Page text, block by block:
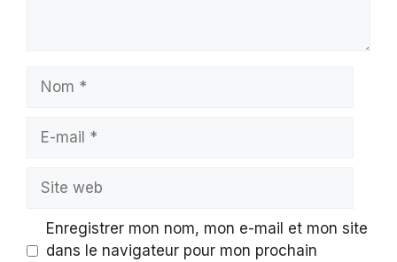
mail
web
Enregistrer mon nom, mon e-mail et mon site
dans le navigateur pour mon prochain